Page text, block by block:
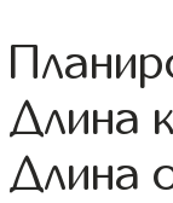
Длина
Длина